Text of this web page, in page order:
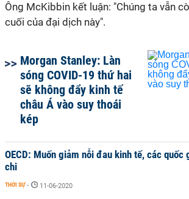
Ông McKibbin kết luận: "Chúng ta vẫn
cuối của đại dịch này".
Morgan Stanley: Làn
sóng COVID-19 thứ hai
sẽ không đẩy kinh tế
châu Á vào suy thoái
kép
OECD: Muốn giảm nỗi đau kinh tế, các quốc
chi
THỜI SỰ - 11-06-2020